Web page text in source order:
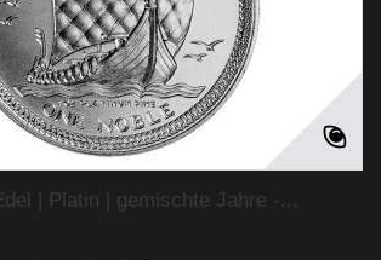
| Platin | gemischte Jahre -...